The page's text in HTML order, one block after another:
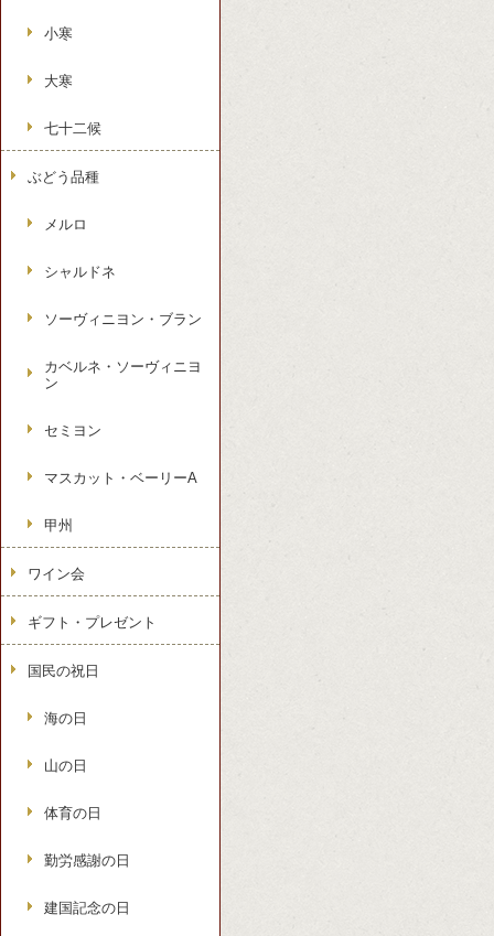
小寒
大寒
七十二候
ぶどう品種
メルロ
シャルドネ
ソーヴィニヨン・ブラン
カベルネ・ソーヴィニヨ
ン
セミヨン
マスカット・ベーリーA
甲州
ワイン会
ギフト・プレゼント
国民の祝日
海の日
山の日
体育の日
勤労感謝の日
建国記念の日